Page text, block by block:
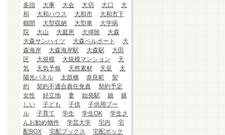
多頭
大事 大会 大切 大口
大
和
大和ハウス 大和市
大和市下
鶴間
大型収納 大型車
大学病
院
大山 大庭恵 大掃除
大森
大森サンハイツ
大森ベルポート
大
森海岸
大森海岸駅 大森駅
大田
区
大規模 大規模マンション
天
気
天気予報 天然素材 天皇
太
陽光パネル
太鼓橋 奈良町
契
約
契約不適合責任免責
契約予定
女性
好立地 妻 始発駅 娘
嬉
しい
子ども 子供
子供用プー
ル
子育て 学生 学生OK
学生さ
んお勧め物件
学芸大学 宅内
宅
配BOX
宅配ブックス
宅配ボック